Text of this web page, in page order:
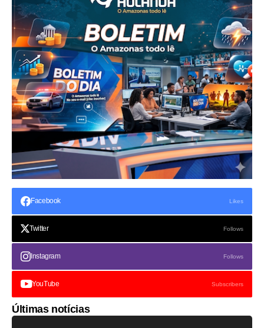
Facebook Likes
Twitter Follows
Instagram Follows
YouTube Subscribers
Últimas notícias